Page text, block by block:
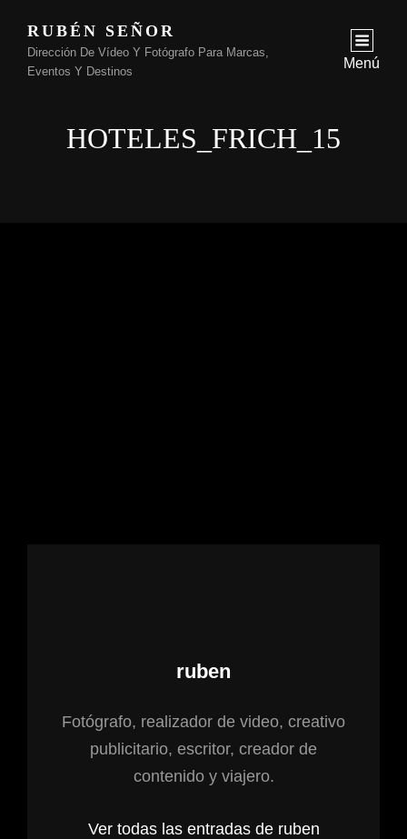
RUBÉN SEÑOR
Dirección De Vídeo Y Fotógrafo Para Marcas,
Eventos Y Destinos
Menú
HOTELES_FRICH_15
Autor:
ruben
Fotógrafo, realizador de video, creativo
publicitario, escritor, creador de
contenido y viajero.
Ver todas las entradas de ruben